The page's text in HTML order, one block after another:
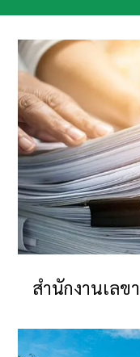
สำนักงานเลข